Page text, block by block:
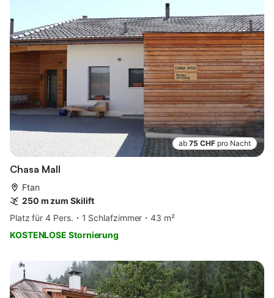
ab 75 CHF pro Nacht
Chasa Mall
Ftan
250 m zum Skilift
Platz für 4 Pers.
1 Schlafzimmer
43 m²
KOSTENLOSE Stornierung